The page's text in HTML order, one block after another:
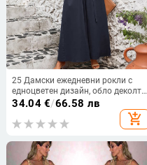
25 Дамски ежедневни рокли с
едноцветен дизайн, обло деколте,
усукана талия, без ръкави,
широки, за пътуване до работа,
лятни, ежедневни
34.04€/66.58 лв
add_shopping_cart